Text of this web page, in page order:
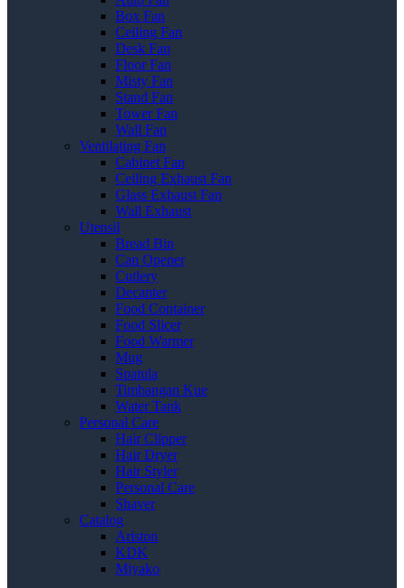
Box Fan
Ceiling Fan
Desk Fan
Floor Fan
Misty Fan
Stand Fan
Tower Fan
Wall Fan
Ventilating Fan
Cabinet Fan
Ceiling Exhaust Fan
Glass Exhaust Fan
Wall Exhaust
Utensil
Bread Bin
Can Opener
Cutlery
Decanter
Food Container
Food Slicer
Food Warmer
Mug
Spatula
Timbangan Kue
Water Tank
Personal Care
Hair Clipper
Hair Dryer
Hair Styler
Personal Care
Shaver
Catalog
Ariston
KDK
Miyako